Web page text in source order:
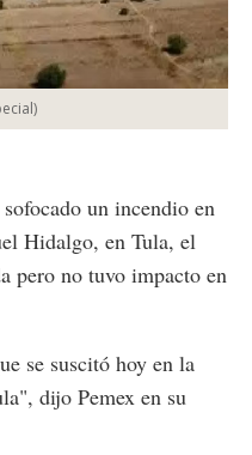
)
un incendio en
Hidalgo, en Tula, el
pero no tuvo impacto en
se suscitó hoy en la
dijo Pemex en su